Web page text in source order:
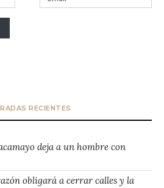
RECIENTES
deja a un hombre con
obligará a cerrar calles y la